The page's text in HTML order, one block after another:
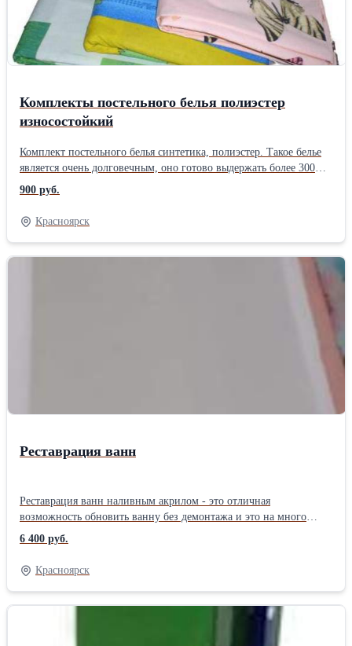
Комплекты постельного белья полиэстер
износостойкий
Комплект постельного белья синтетика, полиэстер. Такое белье
является очень долговечным, оно готово выдержать более 300
стирок, его сложно порвать, растянуть, не закатывается. Края
прошиты специальным швом, для того чтобы избежать
расползание и надрывы. Размер 1.5 спальный (150х200 см.) В
комплект входит: Наволочка для подушки 1 штука, размер 70х70
см. Пододеяльник 1 штука, размер 150х200 см. Простыня 1
900 руб.
Красноярск
Реставрация ванн
Реставрация ванн наливным акрилом - это отличная
возможность обновить ванну без демонтажа и это на много
дешевле замены ванны Наливной акрил подлежит нанесению на
ванны всех типов и размеров. Ванна покрытая акрилом имеет
глянцевую белоснежную поверхность Срок эксплуатации
восстановленного покрытия ванной 15-20 лет. Срок высыхания
ванны - 24 часа. Длительность работы занимает всего 2,5 – 3,5
6 400 руб.
Красноярск